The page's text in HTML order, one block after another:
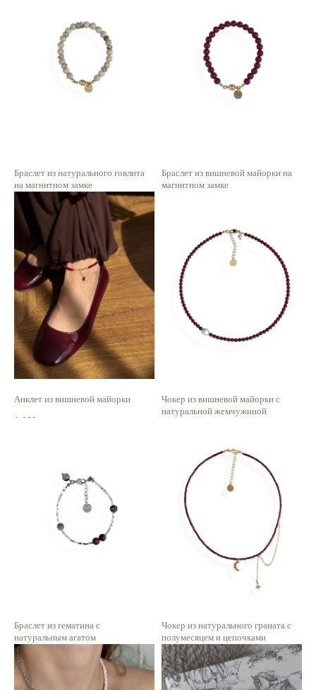
Браслет из натурального говлита
на магнитном замке
1 750 р.
Браслет из вишневой майорки на
магнитном замке
Анклет из вишневой майорки
1 800
Чокер из вишневой майорки с
натуральной жемчужиной
Браслет из гематина с
натуральным агатом
1 600
Чокер из натурального граната с
полумесяцем и цепочками
2 700 р.